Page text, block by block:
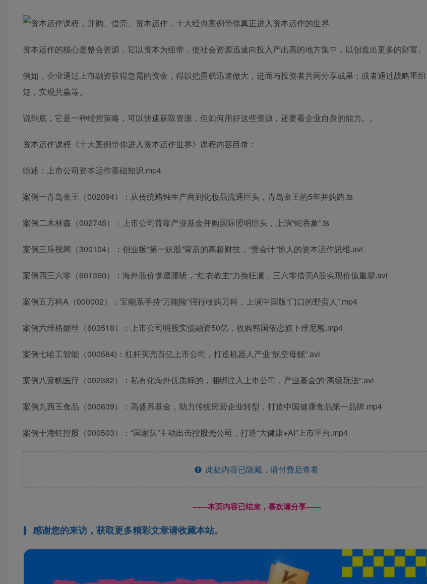
资本运作的核心是整合资源，它以资本为纽带，使社会资源迅速向投入产出高的地方集中，以创造出更多的财富。
例如，企业通过上市融资获得急需的资金，得以把蛋糕迅速做大，进而与投资者共同分享成果；或者通过战略重
短，实现共赢等。
说到底，它是一种经营策略，可以快速获取资源，但如何用好这些资源，还要看企业自身的能力。。
资本运作课程《十大案例带你进入资本运作世界》课程内容目录：
综述：上市公司资本运作基础知识.mp4
案例一青岛金王（002094）：从传统蜡烛生产商到化妆品流通巨头，青岛金王的5年并购路.ts
案例二木林森（002745）：上市公司背靠产业基金并购国际照明巨头，上演“蛇吞象”.ts
案例三乐视网（300104）：创业板“第一妖股”背后的高超财技，“贾会计”惊人的资本运作思维.avi
案例四三六零（601360）：海外股价惨遭腰斩，“红衣教主”力挽狂澜，三六零借壳A股实现价值重塑.avi
案例五万科A（000002）：宝能系手持“万能险”强行收购万科，上演中国版“门口的野蛮人”.mp4
案例六维格娜丝（603518）：上市公司明股实债融资50亿，收购韩国依恋旗下维尼熊.mp4
案例七哈工智能（000584)：杠杆买壳百亿上市公司，打造机器人产业“航空母舰”.avi
案例八蓝帆医疗（002382）：私有化海外优质标的，捆绑注入上市公司，产业基金的“高级玩法”.avi
案例九西王食品（000639）：高盛系基金，助力传统民营企业转型，打造中国健康食品第一品牌.mp4
案例十海虹控股（000503）：“国家队”主动出击控股壳公司，打造“大健康+AI”上市平台.mp4
此处内容已隐藏，请付费后查看
------本页内容已结束，喜欢请分享------
感谢您的来访，获取更多精彩文章请收藏本站。